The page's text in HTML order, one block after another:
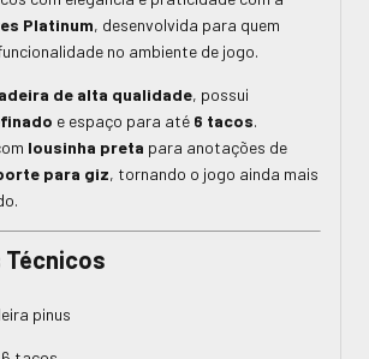
Platinum, desenvolvida para quem
no ambiente de jogo.
de alta qualidade, possui
e espaço para até 6 tacos.
lousinha preta para anotações de
para giz, tornando o jogo ainda mais
Técnicos
pinus